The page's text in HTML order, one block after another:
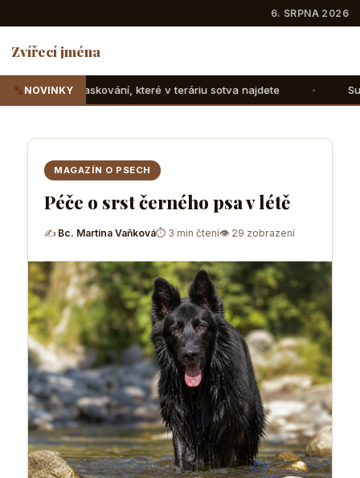
6. SRPNA 2026
Zvířecí jména
NOVINKY
které v teráriu sotva najdete Suchozemské želvy: Jak
MAGAZÍN O PSECH
Péče o srst černého psa v létě
✍ Bc. Martina Vaňková⏱ 3 min čtení👁 29 zobrazení